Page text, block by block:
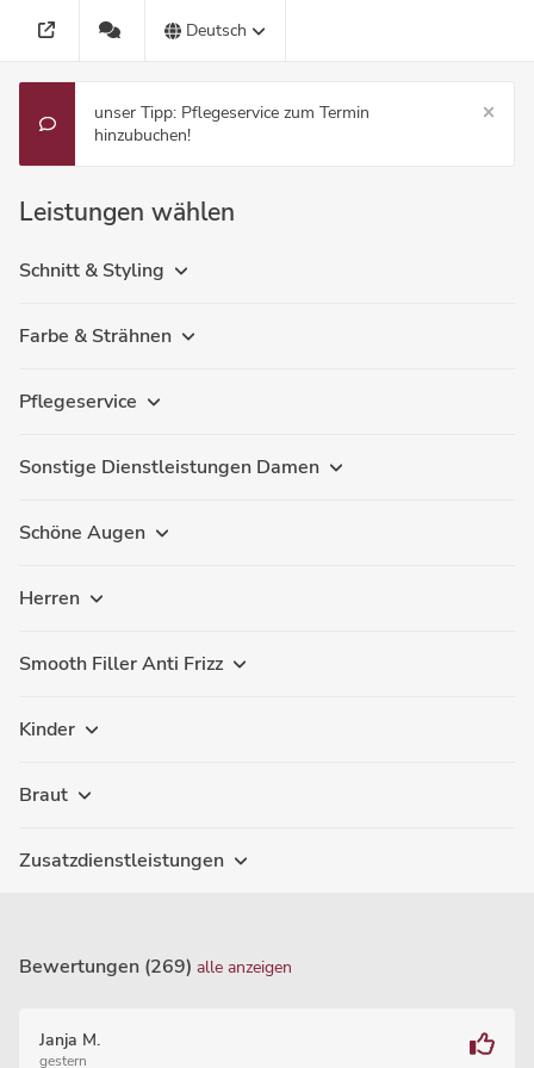
Deutsch
unser Tipp: Pflegeservice zum Termin
hinzubuchen!
Leistungen wählen
Schnitt & Styling
Farbe & Strähnen
Pflegeservice
Sonstige Dienstleistungen Damen
Schöne Augen
Herren
Smooth Filler Anti Frizz
Kinder
Braut
Zusatzdienstleistungen
Bewertungen (269) alle anzeigen
Janja M.
gestern